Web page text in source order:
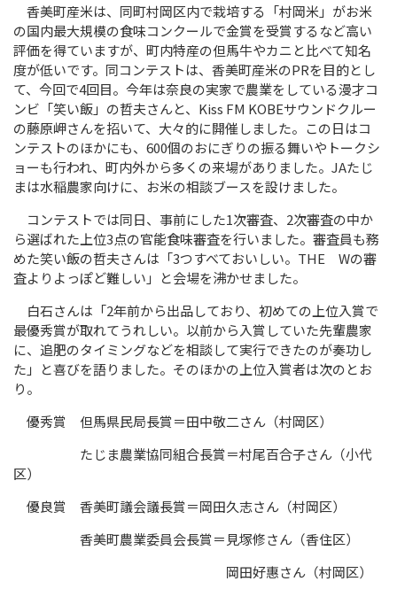
香美町産米は、同町村岡区内で栽培する「村岡米」がお米
の国内最大規模の食味コンクールで金賞を受賞するなど高い
評価を得ていますが、町内特産の但馬牛やカニと比べて知名
度が低いです。同コンテストは、香美町産米のPRを目的とし
て、今回で4回目。今年は奈良の実家で農業をしている漫才コ
ンビ「笑い飯」の哲夫さんと、 Kiss FM KOBEサウンドクルー
の藤原岬さんを招いて、大々的に開催しました。この日はコ
ンテストのほかにも、 600個のおにぎりの振る舞いやトークシ
ョーも行われ、町内外から多くの来場がありました。 JAたじ
まは水稲農家向けに、お米の相談ブースを設けました。
コンテストでは同日、事前にした1次審査、 2次審査の中か
ら選ばれた上位3点の官能食味審査を行いました。審査員も務
めた笑い飯の哲夫さんは「3つすべておいしい。 THE Wの審
査よりよっぽど難しい」と会場を沸かせました。
白石さんは「2年前から出品しており、初めての上位入賞で
最優秀賞が取れてうれしい。以前から入賞していた先輩農家
に、追肥のタイミングなどを相談して実行できたのが奏功し
た」と喜びを語りました。そのほかの上位入賞者は次のとお
り。
優秀賞 但馬県民局長賞＝田中敬二さん（村岡区）
たじま農業協同組合長賞＝村尾百合子さん（小代
区）
優良賞 香美町議会議長賞＝岡田久志さん（村岡区）
香美町農業委員会長賞＝見塚修さん（香住区）
岡田好惠さん（村岡区）